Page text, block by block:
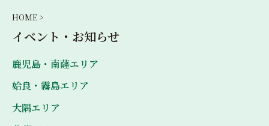
HOME >
イベント・お知らせ
鹿児島・南薩エリア
姶良・霧島エリア
大隅エリア